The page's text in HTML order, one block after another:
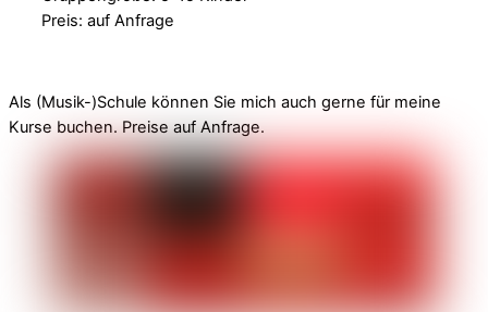
Preis: auf Anfrage
Als (Musik-)Schule können Sie mich auch gerne für meine
Kurse buchen. Preise auf Anfrage.